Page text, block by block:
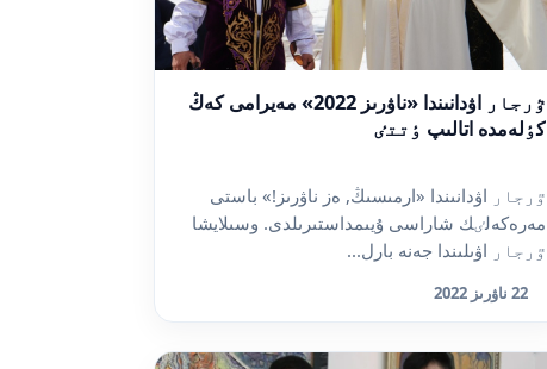
ٷرجار اۋدانىندا «ناۋرىز 2022» مەيرامى كەڭ
كٶلەمدە اتالىپ ٶتتٸ
ٷرجار اۋدانىندا «ارمىسىڭ, ەز ناۋرىز!» باستى
مەرەكەلٸك شاراسى ۇيىمداستىرىلدى. وسىلايشا
ٷرجار اۋىلىندا جەنە بارل...
22 ناۋرىز 2022